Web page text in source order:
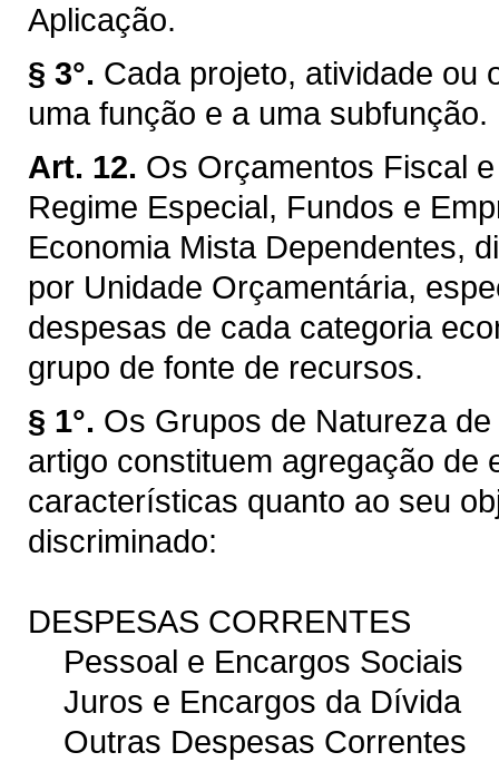
Aplicação.
§ 3°. Cada projeto, atividade ou
uma função e a uma subfunção.
Art. 12. Os Orçamentos Fiscal
Regime Especial, Fundos e
Economia Mista Dependentes,
por Unidade Orçamentária,
despesas de cada categoria
grupo de fonte de recursos.
§ 1°. Os Grupos de Natureza
artigo constituem agregação de
características quanto ao seu
discriminado:
DESPESAS CORRENTES
Pessoal e Encargos Sociais
Juros e Encargos da Dívida
Outras Despesas Correntes